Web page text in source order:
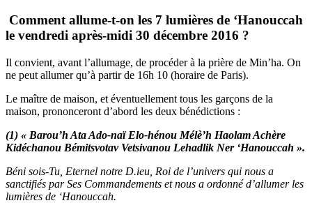
Comment allume-t-on les 7 lumières de ‘Hanouccah
le vendredi après-midi 30 décembre 2016 ?
Il convient, avant l’allumage, de procéder à la prière de Min’ha. On
ne peut allumer qu’à partir de 16h 10 (horaire de Paris).
Le maître de maison, et éventuellement tous les garçons de la
maison, prononceront d’abord les deux bénédictions :
(1) « Barou’h Ata Ado-naï Elo-hénou Mélè’h Haolam Achère
Kidéchanou Bémitsvotav Vetsivanou Lehadlik Ner ‘Hanouccah ».
Béni sois-Tu, Eternel notre D.ieu, Roi de l’univers qui nous a
sanctifiés par Ses Commandements et nous a ordonné d’allumer les
lumières de ‘Hanouccah.